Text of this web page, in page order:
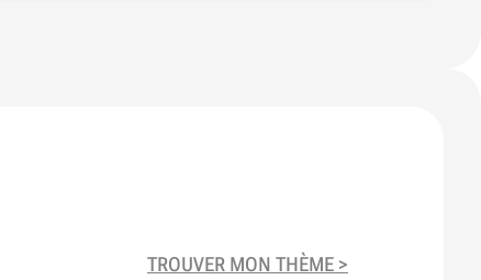
TROUVER MON THÈME >